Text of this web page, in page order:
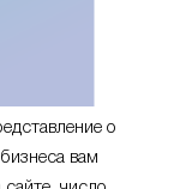
о
вам